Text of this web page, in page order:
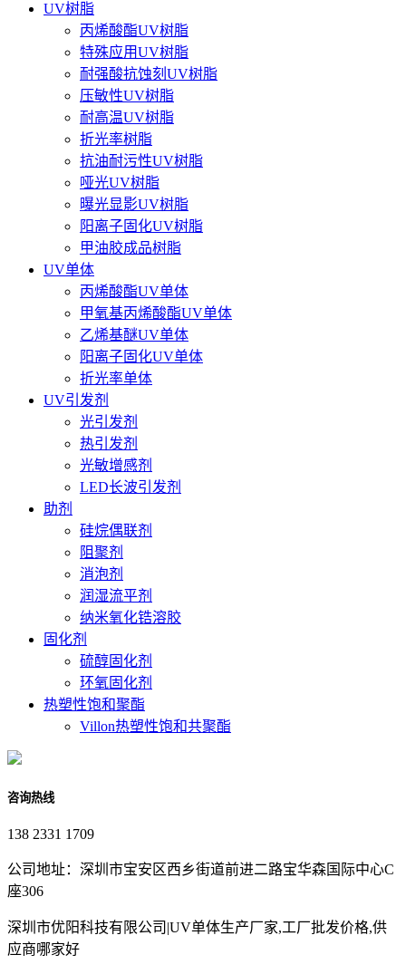
UV树脂
丙烯酸酯UV树脂
特殊应用UV树脂
耐强酸抗蚀刻UV树脂
压敏性UV树脂
耐高温UV树脂
折光率树脂
抗油耐污性UV树脂
哑光UV树脂
曝光显影UV树脂
阳离子固化UV树脂
甲油胶成品树脂
UV单体
丙烯酸酯UV单体
甲氧基丙烯酸酯UV单体
乙烯基醚UV单体
阳离子固化UV单体
折光率单体
UV引发剂
光引发剂
热引发剂
光敏增感剂
LED长波引发剂
助剂
硅烷偶联剂
阻聚剂
消泡剂
润湿流平剂
纳米氧化锆溶胶
固化剂
硫醇固化剂
环氧固化剂
热塑性饱和聚酯
Villon热塑性饱和共聚酯
咨询热线
138 2331 1709
公司地址：深圳市宝安区西乡街道前进二路宝华森国际中心C
座306
深圳市优阳科技有限公司|UV单体生产厂家,工厂批发价格,供
应商哪家好